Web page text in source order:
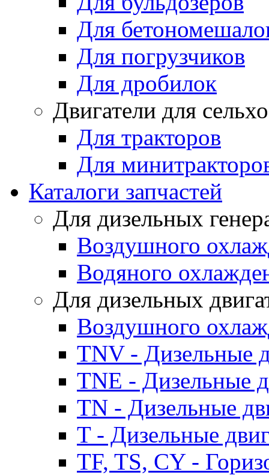
Для
Для погрузчиков
Для дробилок
Двигатели для
Для тракторов
Для
Каталоги запчастей
Для дизельных
Воздушного
Водяного
Для дизельных
Воздушного
TNV - Дизельные
TNE - Дизельные
TN - Дизельные
T - Дизельные
TF, TS, CY -